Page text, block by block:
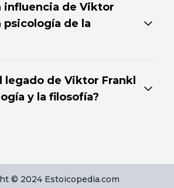
influencia de Viktor
psicología de la
legado de Viktor Frankl
y la filosofía?
© 2024 Estoicopedia.com